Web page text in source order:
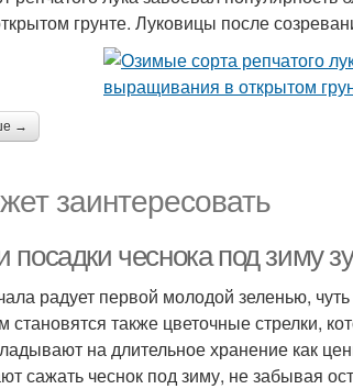
грунте. Луковицы после
→
заинтересовать
посадки чеснока под зиму
радует первой молодой зеленью,
становятся также цветочные стрелки,
на длительное хранение как
сажать чеснок под зиму, не забывая